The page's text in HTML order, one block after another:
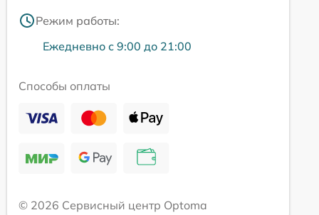
Режим работы:
Ежедневно с 9:00 до 21:00
Способы оплаты
© 2026 Сервисный центр Optoma